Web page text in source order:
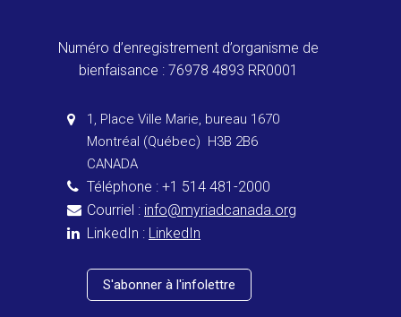
Numéro d’enregistrement d’organisme de
bienfaisance : 76978 4893 RR0001
1, Place Ville Marie, bureau 1670
Montréal (Québec) H3B 2B6
CANADA
Téléphone : +1 514 481-2000
Courriel : info@myriadcanada.org
LinkedIn : LinkedIn
S'abonner à l'infolettre